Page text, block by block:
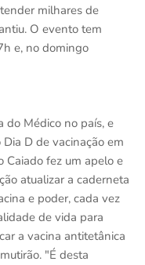
milhares de
O evento tem
e, no domingo
do Médico no país, e
D de vacinação em
Caiado fez um apelo e
atualizar a caderneta
e poder, cada vez
de vida para
a vacina antitetânica
"É desta